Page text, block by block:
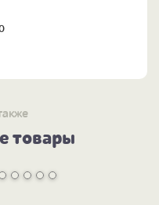
товары